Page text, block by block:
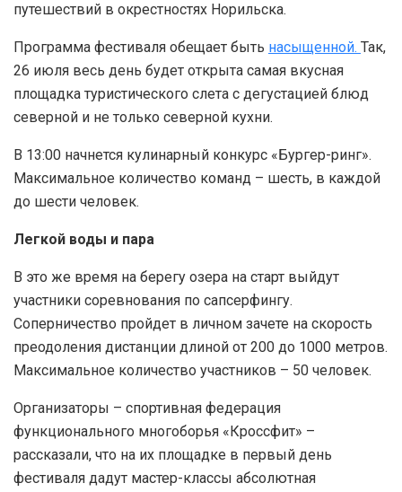
путешествий в окрестностях Норильска.
Программа фестиваля обещает быть насыщенной. Так,
26 июля весь день будет открыта самая вкусная
площадка туристического слета с дегустацией блюд
северной и не только северной кухни.
В 13:00 начнется кулинарный конкурс «Бургер-ринг».
Максимальное количество команд – шесть, в каждой
до шести человек.
Легкой воды и пара
В это же время на берегу озера на старт выйдут
участники соревнования по сапсерфингу.
Соперничество пройдет в личном зачете на скорость
преодоления дистанции длиной от 200 до 1000 метров.
Максимальное количество участников – 50 человек.
Организаторы – спортивная федерация
функционального многоборья «Кроссфит» –
рассказали, что на их площадке в первый день
фестиваля дадут мастер-классы абсолютная